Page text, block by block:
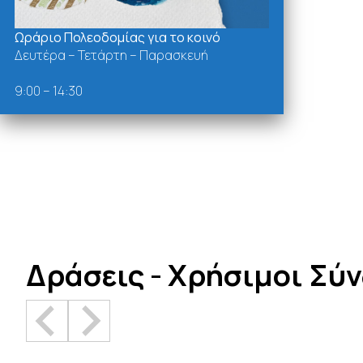
Δράσεις - Χρήσιμοι
Ωράριο Πολεοδομίας για το κοινό
Δευτέρα – Τετάρτη – Παρασκευή
9:00 – 14:30